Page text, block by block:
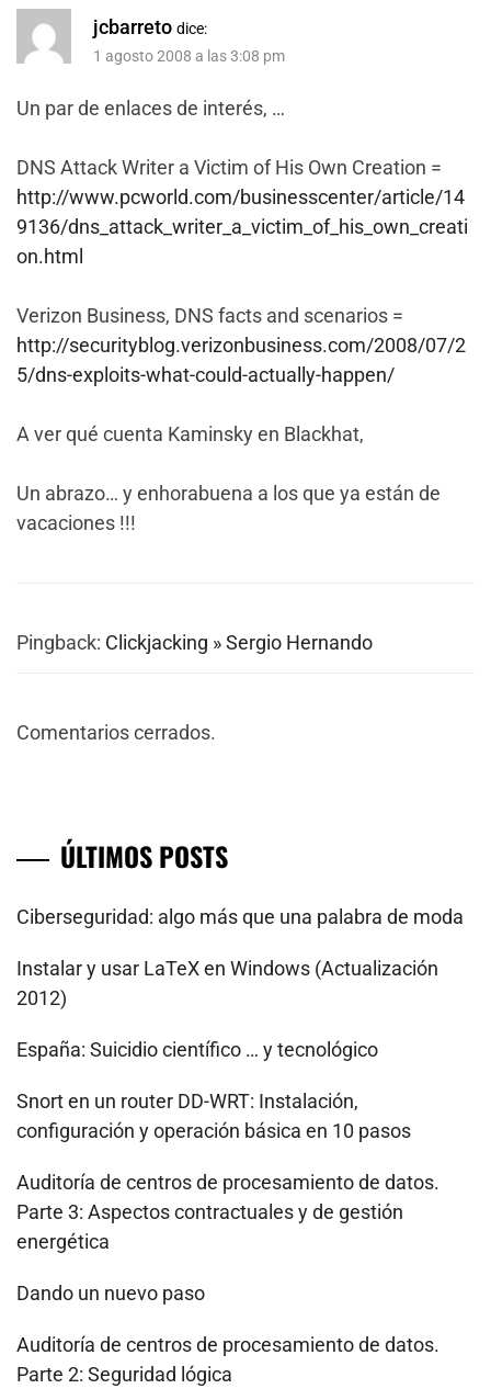
jcbarreto dice:
1 agosto 2008 a las 3:08 pm
Un par de enlaces de interés, …
DNS Attack Writer a Victim of His Own Creation =
http://www.pcworld.com/businesscenter/article/14
9136/dns_attack_writer_a_victim_of_his_own_creati
on.html
Verizon Business, DNS facts and scenarios =
http://securityblog.verizonbusiness.com/2008/07/2
5/dns-exploits-what-could-actually-happen/
A ver qué cuenta Kaminsky en Blackhat,
Un abrazo… y enhorabuena a los que ya están de
vacaciones !!!
Pingback: Clickjacking » Sergio Hernando
Comentarios cerrados.
ÚLTIMOS POSTS
Ciberseguridad: algo más que una palabra de moda
Instalar y usar LaTeX en Windows (Actualización
2012)
España: Suicidio científico … y tecnológico
Snort en un router DD-WRT: Instalación,
configuración y operación básica en 10 pasos
Auditoría de centros de procesamiento de datos.
Parte 3: Aspectos contractuales y de gestión
energética
Dando un nuevo paso
Auditoría de centros de procesamiento de datos.
Parte 2: Seguridad lógica